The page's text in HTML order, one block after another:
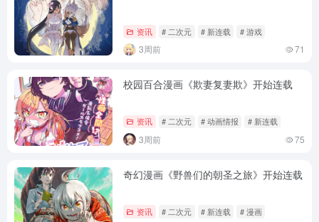
资讯 # 二次元 # 新连载 # 游戏
3周前 71
校园百合漫画《欺妻复妻欺》开始连载
资讯 # 二次元 # 动画情报 # 新连载
3周前 75
奇幻漫画《野兽们的朝圣之旅》开始连载
资讯 # 二次元 # 新连载 # 漫画